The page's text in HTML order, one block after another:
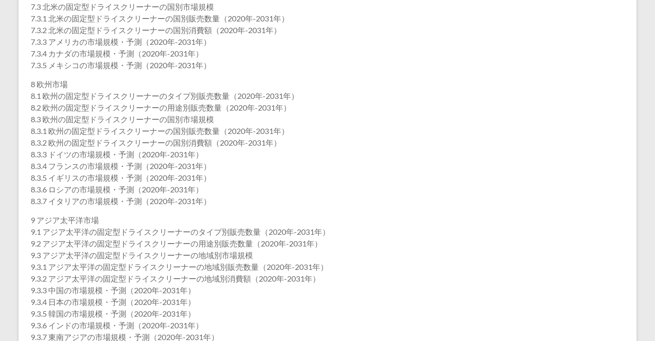
7.3 北米の固定型ドライスクリーナーの国別市場規模
7.3.1 北米の固定型ドライスクリーナーの国別販売数量（2020年-2031年）
7.3.2 北米の固定型ドライスクリーナーの国別消費額（2020年-2031年）
7.3.3 アメリカの市場規模・予測（2020年-2031年）
7.3.4 カナダの市場規模・予測（2020年-2031年）
7.3.5 メキシコの市場規模・予測（2020年-2031年）
8 欧州市場
8.1 欧州の固定型ドライスクリーナーのタイプ別販売数量（2020年-2031年）
8.2 欧州の固定型ドライスクリーナーの用途別販売数量（2020年-2031年）
8.3 欧州の固定型ドライスクリーナーの国別市場規模
8.3.1 欧州の固定型ドライスクリーナーの国別販売数量（2020年-2031年）
8.3.2 欧州の固定型ドライスクリーナーの国別消費額（2020年-2031年）
8.3.3 ドイツの市場規模・予測（2020年-2031年）
8.3.4 フランスの市場規模・予測（2020年-2031年）
8.3.5 イギリスの市場規模・予測（2020年-2031年）
8.3.6 ロシアの市場規模・予測（2020年-2031年）
8.3.7 イタリアの市場規模・予測（2020年-2031年）
9 アジア太平洋市場
9.1 アジア太平洋の固定型ドライスクリーナーのタイプ別販売数量（2020年-2031年）
9.2 アジア太平洋の固定型ドライスクリーナーの用途別販売数量（2020年-2031年）
9.3 アジア太平洋の固定型ドライスクリーナーの地域別市場規模
9.3.1 アジア太平洋の固定型ドライスクリーナーの地域別販売数量（2020年-2031年）
9.3.2 アジア太平洋の固定型ドライスクリーナーの地域別消費額（2020年-2031年）
9.3.3 中国の市場規模・予測（2020年-2031年）
9.3.4 日本の市場規模・予測（2020年-2031年）
9.3.5 韓国の市場規模・予測（2020年-2031年）
9.3.6 インドの市場規模・予測（2020年-2031年）
9.3.7 東南アジアの市場規模・予測（2020年-2031年）